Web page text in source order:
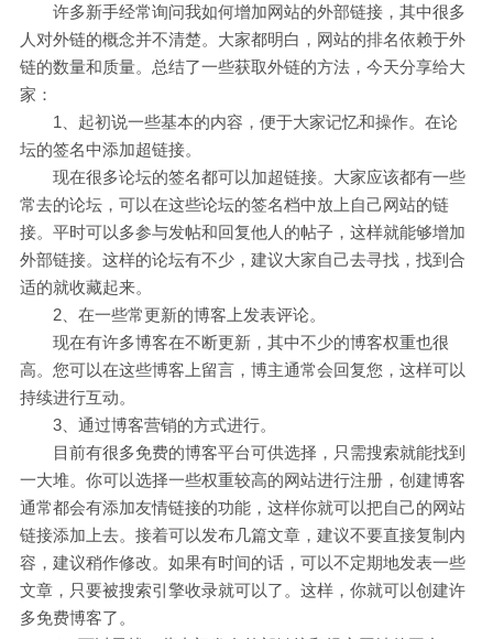
许多新手经常询问我如何增加网站的外部链接，其中很多
人对外链的概念并不清楚。大家都明白，网站的排名依赖于外
链的数量和质量。总结了一些获取外链的方法，今天分享给大
家：
1、起初说一些基本的内容，便于大家记忆和操作。在论
坛的签名中添加超链接。
现在很多论坛的签名都可以加超链接。大家应该都有一些
常去的论坛，可以在这些论坛的签名档中放上自己网站的链
接。平时可以多参与发帖和回复他人的帖子，这样就能够增加
外部链接。这样的论坛有不少，建议大家自己去寻找，找到合
适的就收藏起来。
2、在一些常更新的博客上发表评论。
现在有许多博客在不断更新，其中不少的博客权重也很
高。您可以在这些博客上留言，博主通常会回复您，这样可以
持续进行互动。
3、通过博客营销的方式进行。
目前有很多免费的博客平台可供选择，只需搜索就能找到
一大堆。你可以选择一些权重较高的网站进行注册，创建博客
通常都会有添加友情链接的功能，这样你就可以把自己的网站
链接添加上去。接着可以发布几篇文章，建议不要直接复制内
容，建议稍作修改。如果有时间的话，可以不定期地发表一些
文章，只要被搜索引擎收录就可以了。这样，你就可以创建许
多免费博客了。